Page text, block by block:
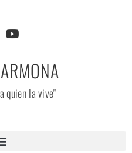
quien la vive"